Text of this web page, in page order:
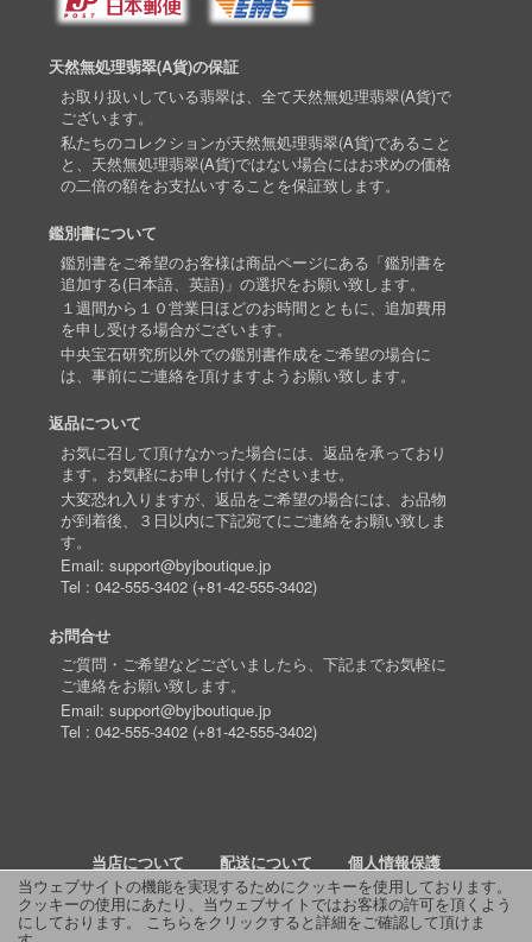
当ウェブサイトの機能を実現するためにクッキーを使用しております。
クッキーの使用にあたり、当ウェブサイトではお客様の許可を頂くよう
にしております。 こちらをクリックすると詳細をご確認して頂けま
天然無処理翡翠(A貨)の保証
お取り扱いしている翡翠は、全て天然無処理翡翠(A貨)で
ございます。
私たちのコレクションが天然無処理翡翠(A貨)であること
と、天然無処理翡翠(A貨)ではない場合にはお求めの価格
の二倍の額をお支払いすることを保証致します。
鑑別書について
鑑別書をご希望のお客様は商品ページにある「鑑別書を
追加する(日本語、英語)」の選択をお願い致します。
１週間から１０営業日ほどのお時間とともに、追加費用
を申し受ける場合がございます。
中央宝石研究所以外での鑑別書作成をご希望の場合に
は、事前にご連絡を頂けますようお願い致します。
返品について
お気に召して頂けなかった場合には、返品を承っており
ます。お気軽にお申し付けくださいませ。
大変恐れ入りますが、返品をご希望の場合には、お品物
が到着後、３日以内に下記宛てにご連絡をお願い致しま
す。
Email: support@byjboutique.jp
Tel : 042-555-3402(+81-42-555-3402)
お問合せ
ご質問・ご希望などございましたら、下記までお気軽に
ご連絡をお願い致します。
Email: support@byjboutique.jp
Tel : 042-555-3402(+81-42-555-3402)
当店について 配送について
個人情報保護
詳細検索
よくあるご質問 お問い合わせ RSS